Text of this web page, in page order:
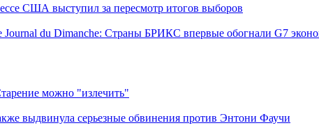
выдвинула серьезные обвинения против Энтони Фаучи